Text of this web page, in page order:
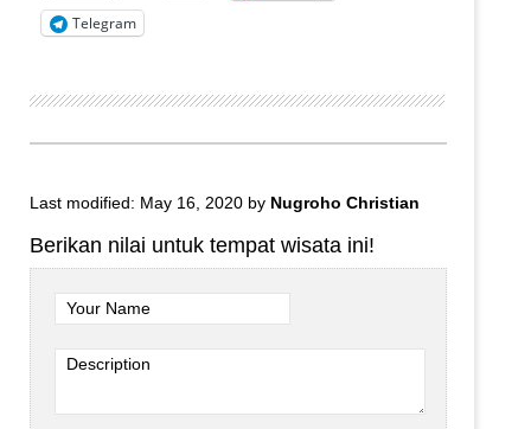
Telegram
Last modified: May 16, 2020 by Nugroho Christian
Berikan nilai untuk tempat wisata ini!
Your Name
Description